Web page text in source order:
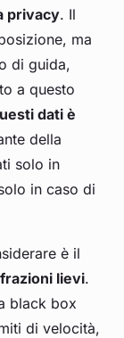
privacy. Il
ma
di guida,
a questo
dati è
della
solo in
in caso di
è il
lievi.
black box
di velocità,